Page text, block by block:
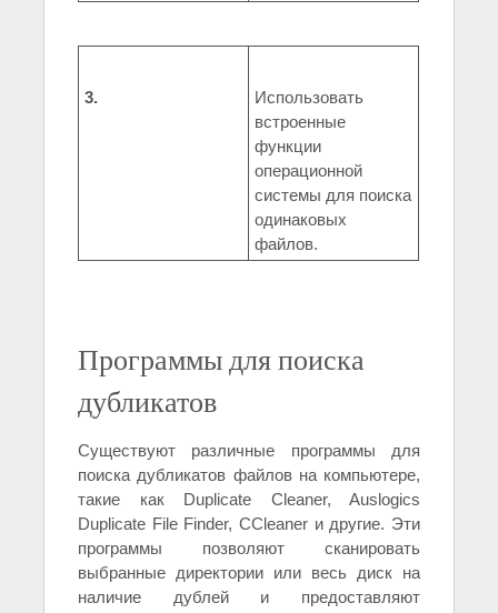
3.
Использовать
встроенные
функции
операционной
системы для поиска
одинаковых
файлов.
Программы для поиска
дубликатов
Существуют различные программы для
поиска дубликатов файлов на компьютере,
такие как Duplicate Cleaner, Auslogics
Duplicate File Finder, CCleaner и другие. Эти
программы позволяют сканировать
выбранные директории или весь диск на
наличие дублей и предоставляют